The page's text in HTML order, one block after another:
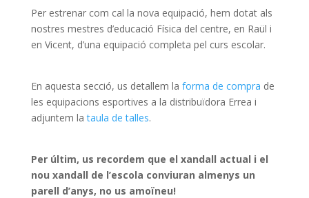
Per estrenar com cal la nova equipació, hem dotat als
nostres mestres d’educació Física del centre, en Raül i
en Vicent, d’una equipació completa pel curs escolar.
En aquesta secció, us detallem la forma de compra de
les equipacions esportives a la distribuïdora Errea i
adjuntem lataula de talles.
Per últim, us recordem que el xandall actual i el
nou xandall de l’escola conviuran almenys un
parell d’anys, no us amoïneu!